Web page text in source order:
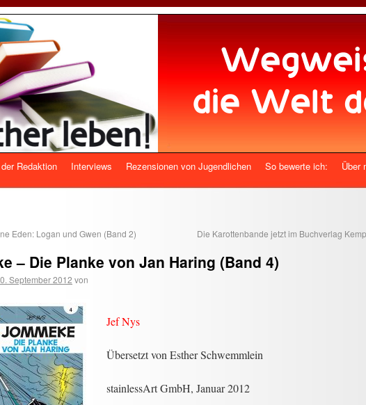
Redaktion Interviews Rezensionen von Jugendlichen So bewerte ich: Über
Eden: Logan und Gwen (Band 2) Die Karottenbande jetzt im Buchverlag
– Die Planke von Jan Haring (Band 4)
September 2012 von
Jef Nys
Übersetzt von Esther Schwemmlein
stainlessArt GmbH, Januar 2012